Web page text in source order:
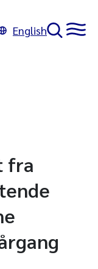
English
fra